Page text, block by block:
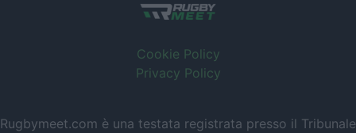
Cookie Policy
Privacy Policy
Rugbymeet.com è una testata registrata presso il Tribunale